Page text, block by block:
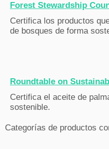
Forest Stewardship
Certifica los productos
de bosques de forma
Roundtable on
Certifica el aceite de
sostenible.
Categorías de productos